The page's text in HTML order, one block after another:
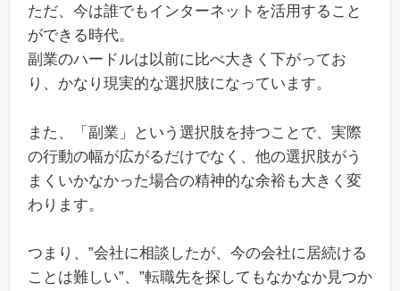
ただ、今は誰でもインターネットを活用すること
ができる時代。
副業のハードルは以前に比べ大きく下がってお
り、かなり現実的な選択肢になっています。
また、「副業」という選択肢を持つことで、実際
の行動の幅が広がるだけでなく、他の選択肢がう
まくいかなかった場合の精神的な余裕も大きく変
わります。
つまり、”会社に相談したが、今の会社に居続ける
ことは難しい”、”転職先を探してもなかなか見つか